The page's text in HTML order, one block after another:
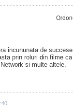
incununata de
prin roluri din filme
si multe altele.